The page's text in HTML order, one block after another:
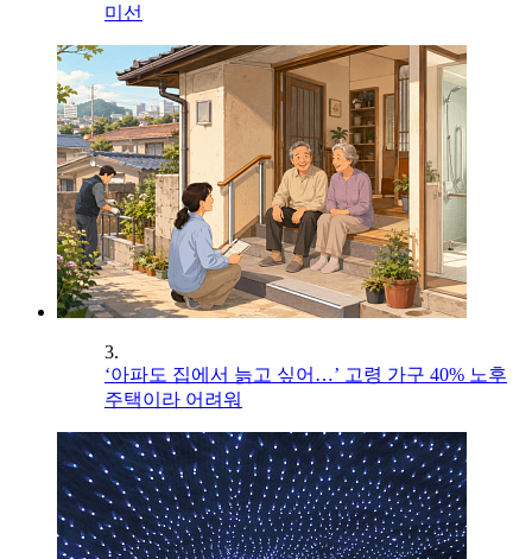
미선
3.
‘아파도 집에서 늙고 싶어…’ 고령 가구 40% 노후
주택이라 어려워